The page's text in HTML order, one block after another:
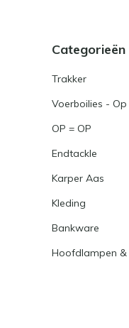
Categorieën
Trakker
Voerboilies - Op
OP = OP
Endtackle
Karper Aas
Kleding
Bankware
Hoofdlampen &